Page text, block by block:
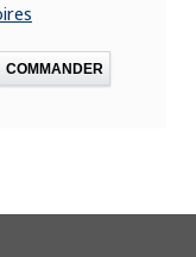
COMMANDER